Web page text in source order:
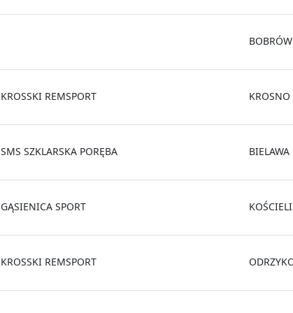
BOBRÓW
KROSSKI REMSPORT KROSNO
SMS SZKLARSKA PORĘBA BIELAWA
GĄSIENICA SPORT
KROSSKI REMSPORT